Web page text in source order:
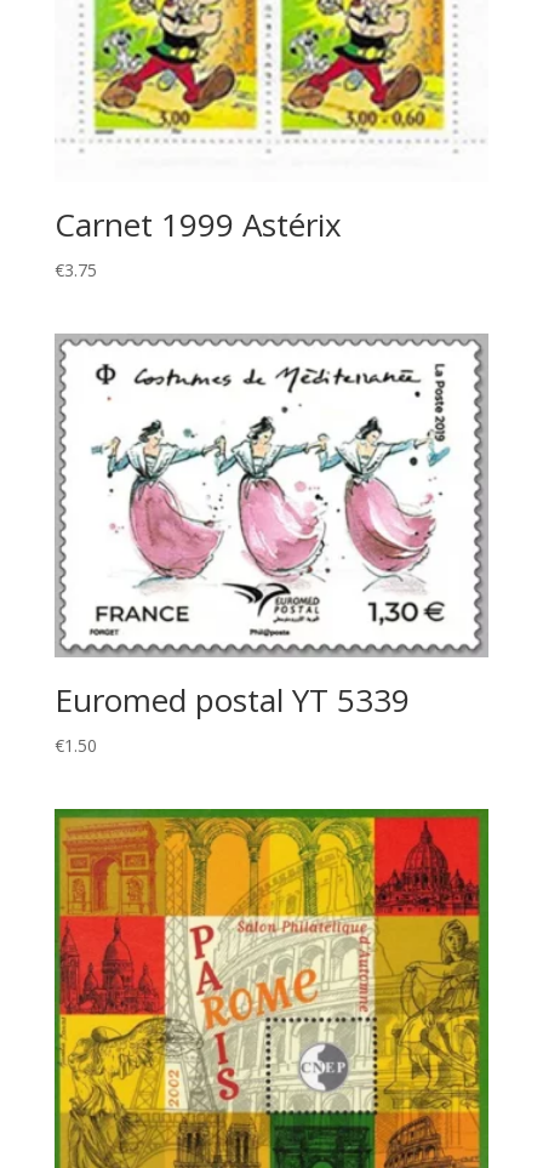
Carnet 1999 Astérix
€3.75
Euromed postal YT 5339
€1.50